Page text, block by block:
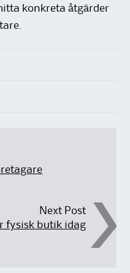
konkreta åtgärder
Next Post
fysisk butik idag